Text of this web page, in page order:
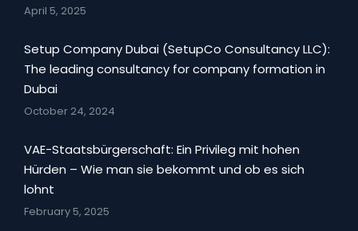
April 5, 2025
Setup Company Dubai (SetupCo Consultancy LLC):
The leading consultancy for company formation in
Dubai
October 24, 2024
VAE-Staatsbürgerschaft: Ein Privileg mit hohen
Hürden – Wie man sie bekommt und ob es sich
lohnt
February 5, 2025